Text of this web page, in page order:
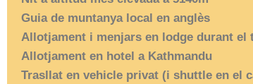
Guia de muntanya local en anglès
Allotjament i menjars en lodge durant el
Allotjament en hotel a Kathmandu
Trasllat en vehicle privat (i shuttle en el